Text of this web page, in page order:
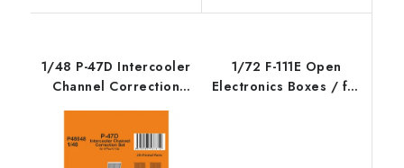
1/48 P-47D Intercooler
Channel Correction
Set/for Miniart kit
1/72 F-111E Open
Electronics Boxes / for